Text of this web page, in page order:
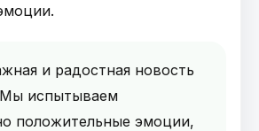
и радостная новость
Мы испытываем
положительные эмоции,